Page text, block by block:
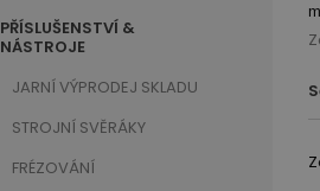
PŘÍSLUŠENSTVÍ &
NÁSTROJE
JARNÍ VÝPRODEJ SKLADU
STROJNÍ SVĚRÁKY
FRÉZOVÁNÍ